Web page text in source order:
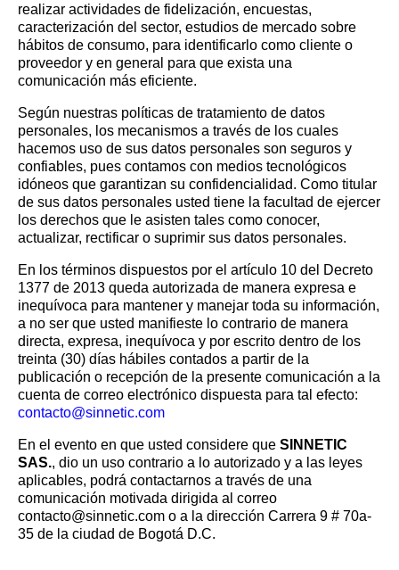
realizar actividades de fidelización, encuestas,
caracterización del sector, estudios de mercado sobre
hábitos de consumo, para identificarlo como cliente o
proveedor y en general para que exista una
comunicación más eficiente.
Según nuestras políticas de tratamiento de datos
personales, los mecanismos a través de los cuales
hacemos uso de sus datos personales son seguros y
confiables, pues contamos con medios tecnológicos
idóneos que garantizan su confidencialidad. Como titular
de sus datos personales usted tiene la facultad de ejercer
los derechos que le asisten tales como conocer,
actualizar, rectificar o suprimir sus datos personales.
En los términos dispuestos por el artículo 10 del Decreto
1377 de 2013 queda autorizada de manera expresa e
inequívoca para mantener y manejar toda su información,
a no ser que usted manifieste lo contrario de manera
directa, expresa, inequívoca y por escrito dentro de los
treinta (30) días hábiles contados a partir de la
publicación o recepción de la presente comunicación a la
cuenta de correo electrónico dispuesta para tal efecto:
contacto@sinnetic.com
En el evento en que usted considere que SINNETIC
SAS., dio un uso contrario a lo autorizado y a las leyes
aplicables, podrá contactarnos a través de una
comunicación motivada dirigida al correo
contacto@sinnetic.com o a la dirección Carrera 9 # 70a-
35 de la ciudad de Bogotá D.C.